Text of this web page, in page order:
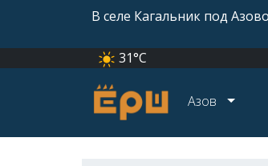
В селе Кагальник под
31°C
Азов